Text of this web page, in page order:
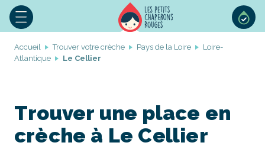
Accueil Trouver votre crèche Pays de la Loire
Loire-
Atlantique
Le Cellier
Trouver une place en
crèche à Le Cellier